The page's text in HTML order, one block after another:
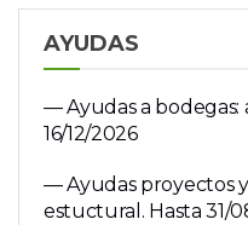
AYUDAS
— Ayudas a bodegas:
16/12/2026
— Ayudas proyectos
estuctural. Hasta 31/